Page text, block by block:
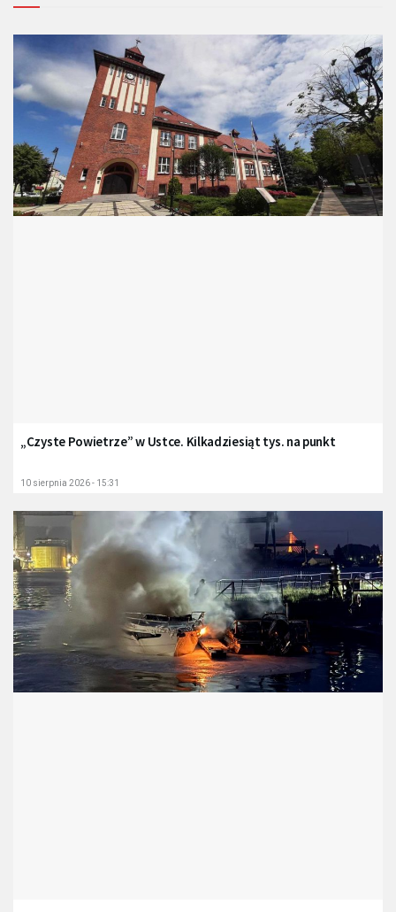
„Czyste Powietrze” w Ustce. Kilkadziesiąt tys. na punkt
10 sierpnia 2026 - 15:31